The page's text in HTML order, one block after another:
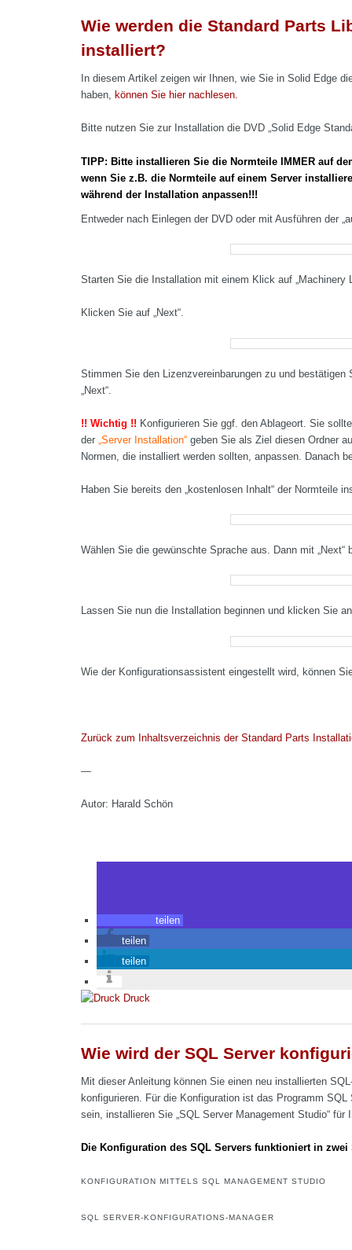
Wie werden die Standard Parts
installiert?
In diesem Artikel zeigen wir Ihnen, wie Sie in Solid Edge
haben, können Sie hier nachlesen.
Bitte nutzen Sie zur Installation die DVD „Solid Edge
TIPP: Bitte installieren Sie die Normteile IMMER auf
wenn Sie z.B. die Normteile auf einem Server
während der Installation anpassen!!!
Entweder nach Einlegen der DVD oder mit Ausführen der
Starten Sie die Installation mit einem Klick auf „Machinery
Klicken Sie auf „Next“.
Stimmen Sie den Lizenzvereinbarungen zu und
„Next“.
!! Wichtig !! Konfigurieren Sie ggf. den Ablageort. Sie
der „Server Installation“ geben Sie als Ziel diesen Ordner
Normen, die installiert werden sollten, anpassen. Danach
Haben Sie bereits den „kostenlosen Inhalt“ der Normteile
Wählen Sie die gewünschte Sprache aus. Dann mit „Next“
Lassen Sie nun die Installation beginnen und klicken Sie
Wie der Konfigurationsassistent eingestellt wird, können
Zurück zum Inhaltsverzeichnis der Standard Parts
—
Autor: Harald Schön
teilen
teilen
teilen
Druck
Wie wird der SQL Server
Mit dieser Anleitung können Sie einen neu installierten
konfigurieren. Für die Konfiguration ist das Programm
sein, installieren Sie „SQL Server Management Studio“ für
Die Konfiguration des SQL Servers funktioniert in zwei
KONFIGURATION MITTELS SQL MANAGEMENT STUDIO
SQL SERVER-KONFIGURATIONS-MANAGER